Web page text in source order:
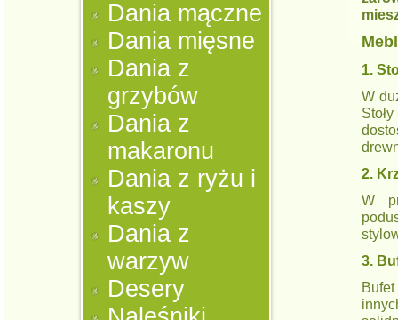
Dania mączne
Dania mięsne
Dania z
grzybów
Dania z
makaronu
Dania z ryżu i
kaszy
Dania z
warzyw
Desery
1.
W
2.
W
3.